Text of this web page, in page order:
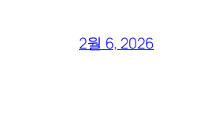
2월 6, 2026